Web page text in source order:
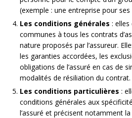
(exemple : une entreprise pour ses
Les conditions générales : elles
communes à tous les contrats
nature proposés par l’assureur.
les garanties accordées, les
obligations de l’assuré en cas de
modalités de résiliation du contrat.
Les conditions particulières :
conditions générales aux
l’assuré et précisent notamment